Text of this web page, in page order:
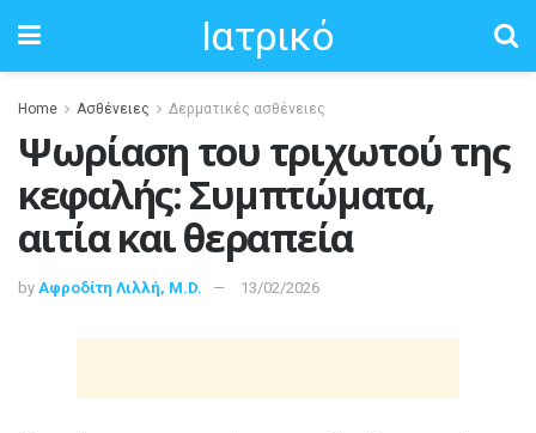
Ιατρικό
Home Ασθένειες Δερματικές ασθένειες
Ψωρίαση του τριχωτού της
κεφαλής: Συμπτώματα,
αιτία και θεραπεία
by Αφροδίτη Λιλλή, M.D. 13/02/2026